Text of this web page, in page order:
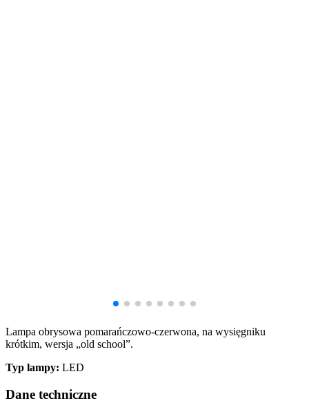
Lampa obrysowa pomarańczowo-czerwona, na wysięgniku
krótkim, wersja „old school”.
Typ lampy: LED
Dane techniczne